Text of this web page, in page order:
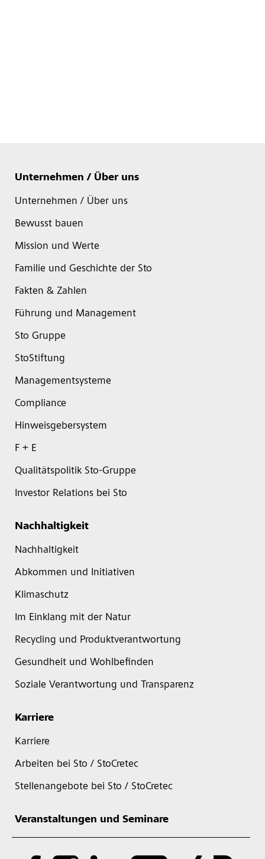
Unternehmen / Über uns
Unternehmen / Über uns
Bewusst bauen
Mission und Werte
Familie und Geschichte der Sto
Fakten & Zahlen
Führung und Management
Sto Gruppe
StoStiftung
Managementsysteme
Compliance
Hinweisgebersystem
F + E
Qualitätspolitik Sto-Gruppe
Investor Relations bei Sto
Nachhaltigkeit
Nachhaltigkeit
Abkommen und Initiativen
Klimaschutz
Im Einklang mit der Natur
Recycling und Produktverantwortung
Gesundheit und Wohlbefinden
Soziale Verantwortung und Transparenz
Karriere
Karriere
Arbeiten bei Sto / StoCretec
Stellenangebote bei Sto / StoCretec
Veranstaltungen und Seminare